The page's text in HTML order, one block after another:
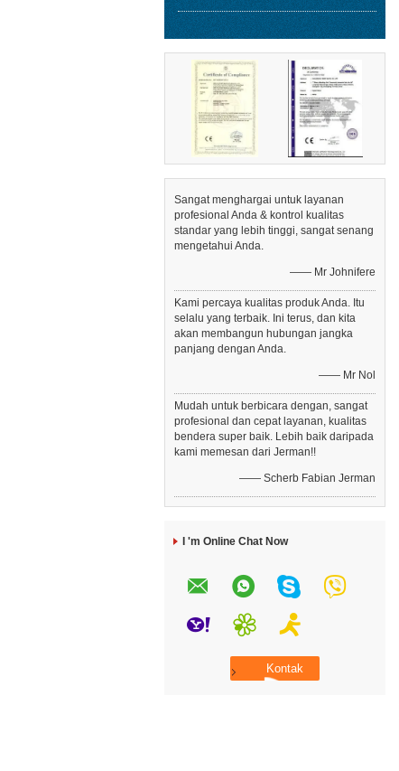
Sangat menghargai untuk layanan
profesional Anda & kontrol kualitas
standar yang lebih tinggi, sangat senang
mengetahui Anda.
—— Mr Johnifere
Kami percaya kualitas produk Anda. Itu
selalu yang terbaik. Ini terus, dan kita
akan membangun hubungan jangka
panjang dengan Anda.
—— Mr Nol
Mudah untuk berbicara dengan, sangat
profesional dan cepat layanan, kualitas
bendera super baik. Lebih baik daripada
kami memesan dari Jerman!!
—— Scherb Fabian Jerman
I 'm Online Chat Now